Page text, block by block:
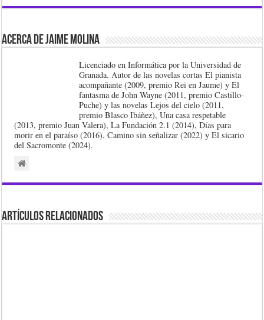
Acerca de Jaime Molina
Licenciado en Informática por la Universidad de
Granada. Autor de las novelas cortas El pianista
acompañante (2009, premio Rei en Jaume) y El
fantasma de John Wayne (2011, premio Castillo-
Puche) y las novelas Lejos del cielo (2011,
premio Blasco Ibáñez), Una casa respetable
(2013, premio Juan Valera), La Fundación 2.1 (2014), Días para
morir en el paraíso (2016), Camino sin señalizar (2022) y El sicario
del Sacromonte (2024).
Artículos Relacionados